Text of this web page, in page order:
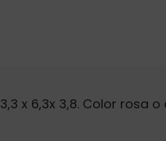
x 6,3x 3,8. Color rosa o